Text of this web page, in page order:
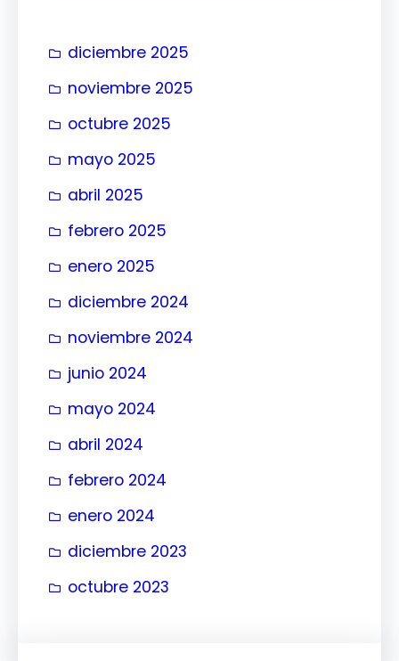
diciembre 2025
noviembre 2025
octubre 2025
mayo 2025
abril 2025
febrero 2025
enero 2025
diciembre 2024
noviembre 2024
junio 2024
mayo 2024
abril 2024
febrero 2024
enero 2024
diciembre 2023
octubre 2023